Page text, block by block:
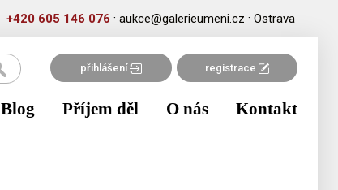
+420 605 146 076 · aukce@galerieumeni.cz · Ostrava
přihlášení registrace
Blog Příjem děl O nás Kontakt